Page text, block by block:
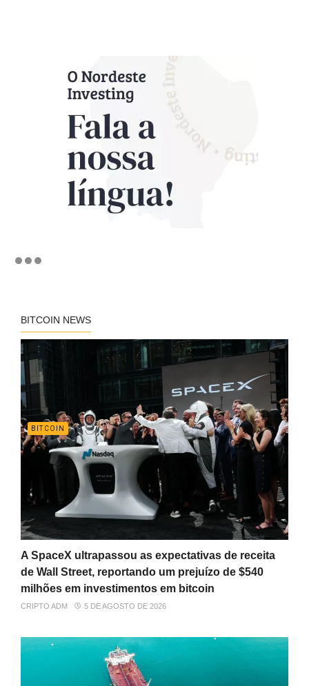
BITCOIN NEWS
BITCOIN
A SpaceX ultrapassou as expectativas de receita
de Wall Street, reportando um prejuízo de $540
milhões em investimentos em bitcoin
CRIPTO ADM 5 DE AGOSTO DE 2026